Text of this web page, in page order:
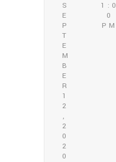
S
E
P
T
E
M
B
E
R
1
2
,
2
0
2
0
1:0
0
PM